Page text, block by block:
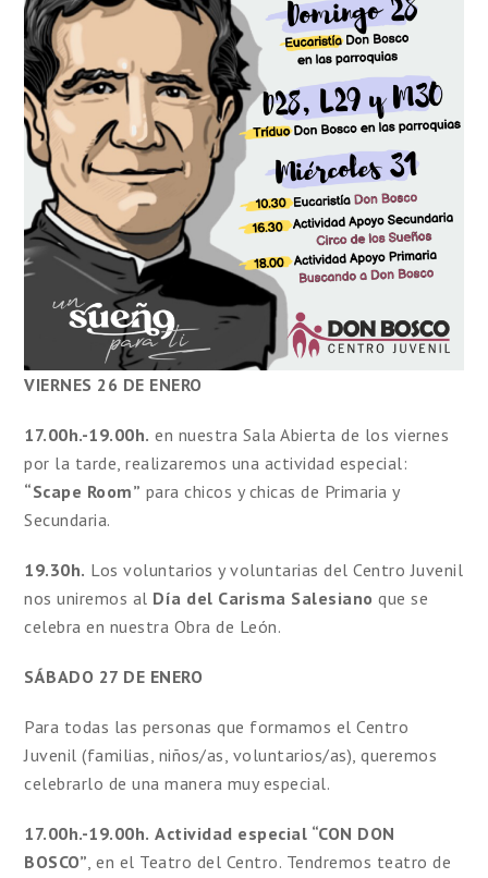
VIERNES 26 DE ENERO
17.00h.-19.00h. en nuestra Sala Abierta de los viernes
por la tarde, realizaremos una actividad especial:
“Scape Room” para chicos y chicas de Primaria y
Secundaria.
19.30h. Los voluntarios y voluntarias del Centro Juvenil
nos uniremos al Día del Carisma Salesiano que se
celebra en nuestra Obra de León.
SÁBADO 27 DE ENERO
Para todas las personas que formamos el Centro
Juvenil (familias, niños/as, voluntarios/as), queremos
celebrarlo de una manera muy especial.
17.00h.-19.00h. Actividad especial “CON DON
BOSCO”, en el Teatro del Centro. Tendremos teatro de